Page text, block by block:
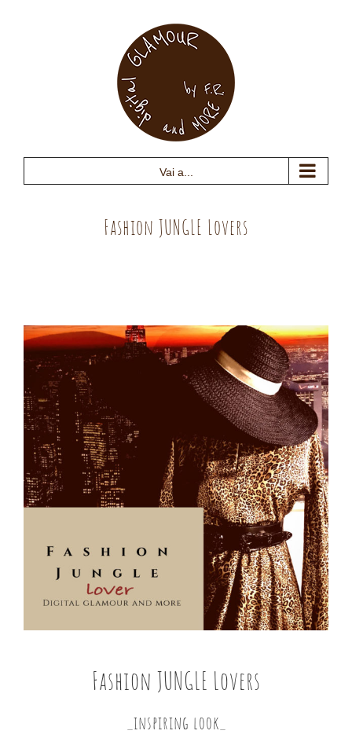
Vai a...
Fashion JUNGLE Lovers
Ingrandisci
immagine
Fashion JUNGLE Lovers
_inspiring look_